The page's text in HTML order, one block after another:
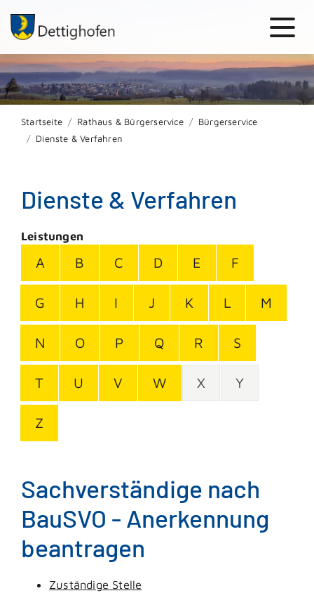
Startseite Rathaus & Bürgerservice
Bürgerservice
Dienste & Verfahren
Dienste & Verfahren
Leistungen
A B C D E F
G H I J K L M
N O P Q R S
T U V W X Y
Z
Sachverständige nach
BauSVO - Anerkennung
beantragen
Zuständige Stelle